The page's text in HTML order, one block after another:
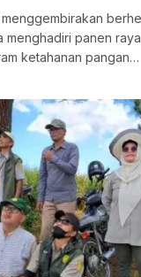
menggembirakan
menghadiri panen
ketahanan pangan…